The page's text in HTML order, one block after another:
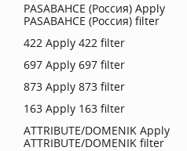
PASABAHCE (Россия) Apply
PASABAHCE (Россия) filter
422 Apply 422 filter
697 Apply 697 filter
873 Apply 873 filter
163 Apply 163 filter
ATTRIBUTE/DOMENIK Apply
ATTRIBUTE/DOMENIK filter